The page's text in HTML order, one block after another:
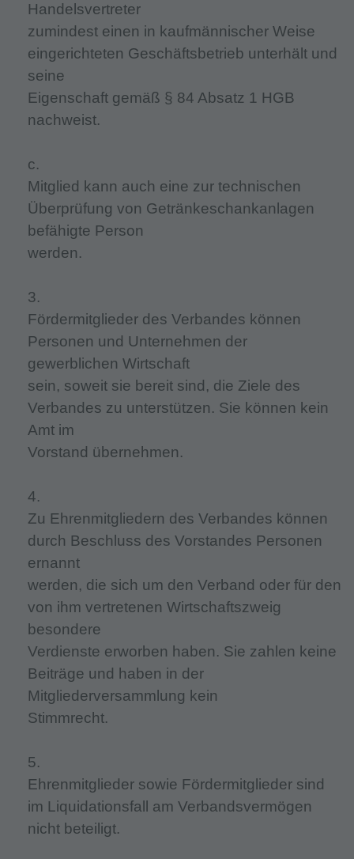
Handelsvertreter
zumindest einen in kaufmännischer Weise
eingerichteten Geschäftsbetrieb unterhält und
seine
Eigenschaft gemäß § 84 Absatz 1 HGB
nachweist.
c.
Mitglied kann auch eine zur technischen
Überprüfung von Getränkeschankanlagen
befähigte Person
werden.
3.
Fördermitglieder des Verbandes können
Personen und Unternehmen der
gewerblichen Wirtschaft
sein, soweit sie bereit sind, die Ziele des
Verbandes zu unterstützen. Sie können kein
Amt im
Vorstand übernehmen.
4.
Zu Ehrenmitgliedern des Verbandes können
durch Beschluss des Vorstandes Personen
ernannt
werden, die sich um den Verband oder für den
von ihm vertretenen Wirtschaftszweig
besondere
Verdienste erworben haben. Sie zahlen keine
Beiträge und haben in der
Mitgliederversammlung kein
Stimmrecht.
5.
Ehrenmitglieder sowie Fördermitglieder sind
im Liquidationsfall am Verbandsvermögen
nicht beteiligt.